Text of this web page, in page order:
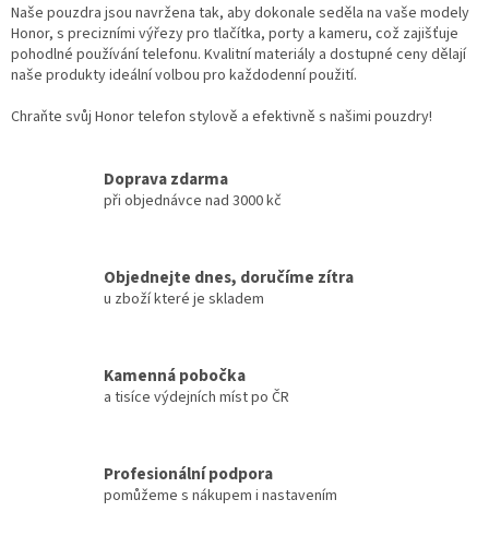
Naše pouzdra jsou navržena tak, aby dokonale seděla na vaše modely
Honor, s precizními výřezy pro tlačítka, porty a kameru, což zajišťuje
pohodlné používání telefonu. Kvalitní materiály a dostupné ceny dělají
naše produkty ideální volbou pro každodenní použití.
Chraňte svůj Honor telefon stylově a efektivně s našimi pouzdry!
Doprava zdarma
při objednávce nad 3000 kč
Objednejte dnes, doručíme zítra
u zboží které je skladem
Kamenná pobočka
a tisíce výdejních míst po ČR
Profesionální podpora
pomůžeme s nákupem i nastavením